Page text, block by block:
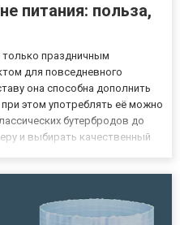
питания: польза,
только праздничным
для повседневного
она способна дополнить
этом употреблять её можно
бутербродов до
и выбирать качественный